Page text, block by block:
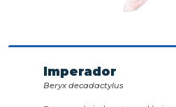
Imperador
Beryx decadactylus